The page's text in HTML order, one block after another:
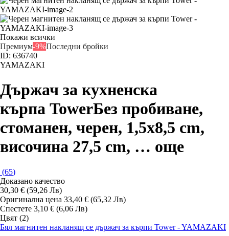
Покажи всички
Премиум-9%Последни бройки
ID: 636740
YAMAZAKI
Държач за кухненска
кърпа TowerБез пробиване,
стоманен, черен, 1,5x8,5 cm,
височина 27,5 cm, … още
(65)
Доказано качество
30,30 € (59,26 Лв)
Оригинална цена 33,40 € (65,32 Лв)
Спестете 3,10 € (6,06 Лв)
Цвят (2)
Бял магнитен накланящ се държач за кърпи Tower - YAMAZAKI